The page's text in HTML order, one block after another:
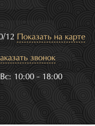
12 Показать на карте
звонок
10:00 - 18:00